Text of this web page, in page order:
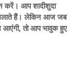
करें। आप शादीशुदा
हैं। लेकिन आज जब
तो आप भावुक हुए